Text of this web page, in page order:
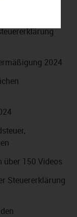
2024
über 150 Videos
Steuererklärung